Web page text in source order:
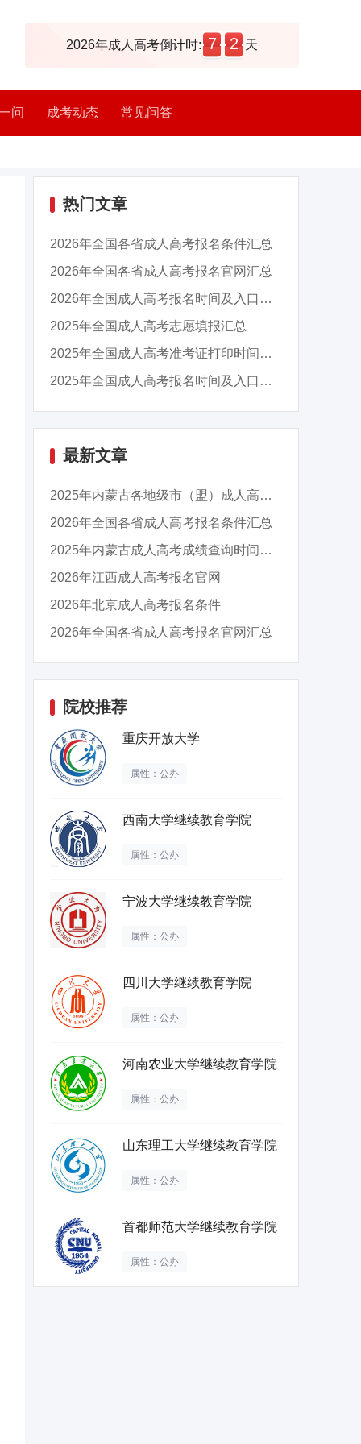
2026年成人高考倒计时: 7 2 天
问 成考动态 常见问答
热门文章
2026年全国各省成人高考报名条件汇总
2026年全国各省成人高考报名官网汇总
2026年全国成人高考报名时间及入口汇总
2025年全国成人高考志愿填报汇总
2025年全国成人高考准考证打印时间及入口汇总
2025年全国成人高考报名时间及入口汇总
最新文章
2025年内蒙古各地级市（盟）成人高考成绩查询时...
2026年全国各省成人高考报名条件汇总
2025年内蒙古成人高考成绩查询时间：11月13日9...
2026年江西成人高考报名官网
2026年北京成人高考报名条件
2026年全国各省成人高考报名官网汇总
院校推荐
重庆开放大学
属性：公办
西南大学继续教育学院
属性：公办
宁波大学继续教育学院
属性：公办
四川大学继续教育学院
属性：公办
河南农业大学继续教育学院
属性：公办
山东理工大学继续教育学院
属性：公办
首都师范大学继续教育学院
属性：公办